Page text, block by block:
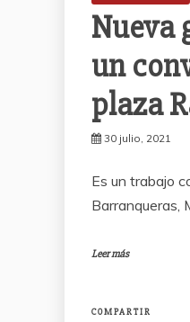
Nueva
un
plaza
30 julio, 2021
Es un trabajo
Barranqueras,
Leer más
COMPARTIR